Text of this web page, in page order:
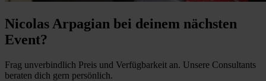
Nicolas Arpagian bei deinem nächsten
Event?
Frag unverbindlich Preis und Verfügbarkeit an. Unsere Consultants
beraten dich gern persönlich.